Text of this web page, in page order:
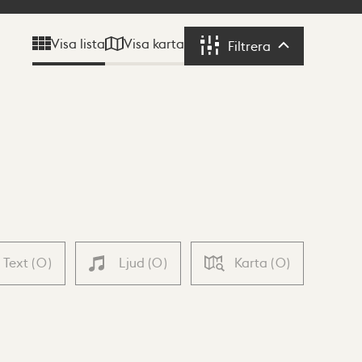
Visa lista Visa karta Filtrera Filtrera
Text (0) Ljud (0) Karta (0)